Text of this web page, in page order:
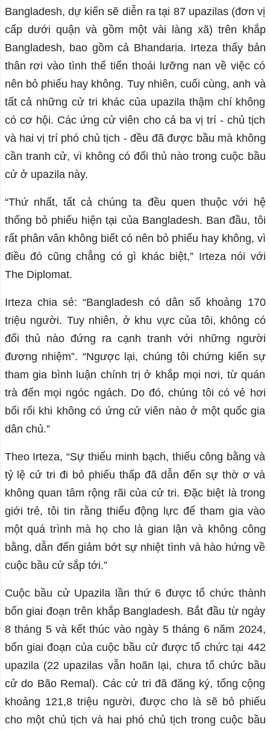
Bangladesh, dự kiến ​​sẽ diễn ra tại 87 upazilas (đơn vị
cấp dưới quận và gồm một vài làng xã) trên khắp
Bangladesh, bao gồm cả Bhandaria. Irteza thấy bản
thân rơi vào tình thế tiến thoái lưỡng nan về việc có
nên bỏ phiếu hay không. Tuy nhiên, cuối cùng, anh và
tất cả những cử tri khác của upazila thậm chí không
có cơ hội. Các ứng cử viên cho cả ba vị trí - chủ tịch
và hai vị trí phó chủ tịch - đều đã được bầu mà không
cần tranh cử, vì không có đối thủ nào trong cuộc bầu
cử ở upazila này.
“Thứ nhất, tất cả chúng ta đều quen thuộc với hệ
thống bỏ phiếu hiện tại của Bangladesh. Ban đầu, tôi
rất phân vân không biết có nên bỏ phiếu hay không, vì
điều đó cũng chẳng có gì khác biệt,” Irteza nói với
The Diplomat.
Irteza chia sẻ: “Bangladesh có dân số khoảng 170
triệu người. Tuy nhiên, ở khu vực của tôi, không có
đối thủ nào đứng ra cạnh tranh với những người
đương nhiệm”. “Ngược lại, chúng tôi chứng kiến ​​sự
tham gia bình luận chính trị ở khắp mọi nơi, từ quán
trà đến mọi ngóc ngách. Do đó, chúng tôi có vẻ hơi
bối rối khi không có ứng cử viên nào ở một quốc gia
dân chủ.”
Theo Irteza, “Sự thiếu minh bạch, thiếu công bằng và
tỷ lệ cử tri đi bỏ phiếu thấp đã dẫn đến sự thờ ơ và
không quan tâm rộng rãi của cử tri. Đặc biệt là trong
giới trẻ, tôi tin rằng thiếu động lực để tham gia vào
một quá trình mà họ cho là gian lận và không công
bằng, dẫn đến giảm bớt sự nhiệt tình và hào hứng về
cuộc bầu cử sắp tới.”
Cuộc bầu cử Upazila lần thứ 6 được tổ chức thành
bốn giai đoạn trên khắp Bangladesh. Bắt đầu từ ngày
8 tháng 5 và kết thúc vào ngày 5 tháng 6 năm 2024,
bốn giai đoạn của cuộc bầu cử được tổ chức tại 442
upazila (22 upazilas vẫn hoãn lại, chưa tổ chức bầu
cử do Bão Remal). Các cử tri đã đăng ký, tổng cộng
khoảng 121,8 triệu người, được cho là sẽ bỏ phiếu
cho một chủ tịch và hai phó chủ tịch trong cuộc bầu